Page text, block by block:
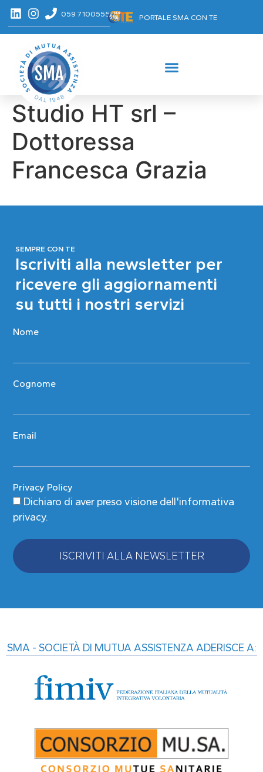
059 7100555 PORTALE SMA CON TE
Studio HT srl –
Dottoressa
Francesca Grazia
SEMPRE CON TE
Iscriviti alla newsletter per
ricevere gli aggiornamenti
su tutti i nostri servizi
Nome
Cognome
Email
Privacy Policy
Dichiaro di aver preso visione dell'informativa
privacy.
ISCRIVITI ALLA NEWSLETTER
SMA - SOCIETÀ DI MUTUA ASSISTENZA ADERISCE A: